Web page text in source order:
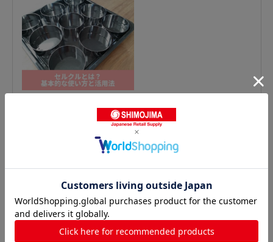
デコレーション型の人気商品との比較